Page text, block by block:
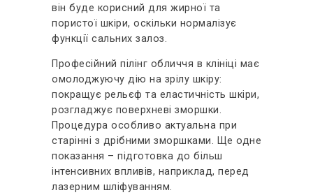
він буде корисний для жирної та
пористої шкіри, оскільки нормалізує
функції сальних залоз.
Професійний пілінг обличчя в клініці має
омолоджуючу дію на зрілу шкіру:
покращує рельєф та еластичність шкіри,
розгладжує поверхневі зморшки.
Процедура особливо актуальна при
старінні з дрібними зморшками. Ще одне
показання – підготовка до більш
інтенсивних впливів, наприклад, перед
лазерним шліфуванням.